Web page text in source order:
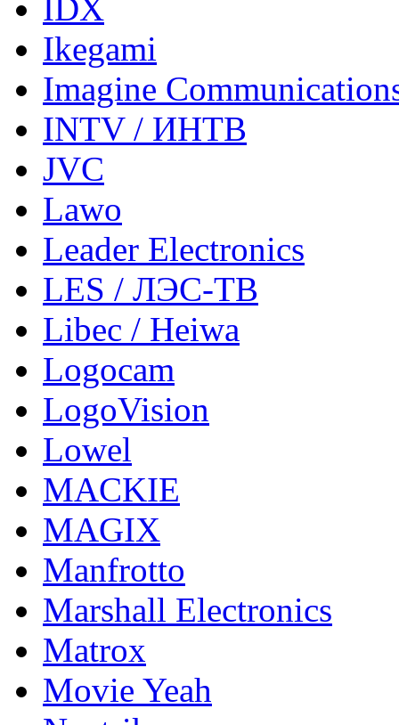
IDX
Ikegami
Imagine
INTV / ИНТВ
JVC
Lawo
Leader Electronics
LES / ЛЭС-ТВ
Libec / Heiwa
Logocam
LogoVision
Lowel
MACKIE
MAGIX
Manfrotto
Marshall Electronics
Matrox
Movie Yeah